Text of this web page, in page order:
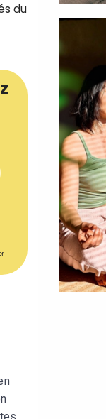
du
de